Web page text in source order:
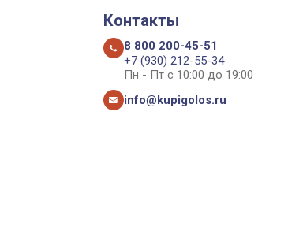
Контакты
8 800 200-45-51
+7 (930) 212-55-34
Пн - Пт с 10:00 до 19:00
info@kupigolos.ru